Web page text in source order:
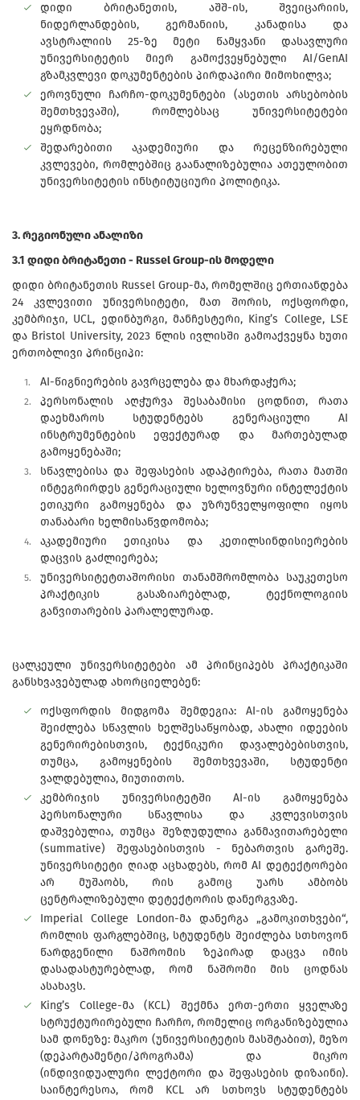
დიდი ბრიტანეთის, აშშ-ის, შვეიცარიის,
ნიდერლანდების, გერმანიის, კანადისა და
ავსტრალიის 25-ზე მეტი წამყვანი დასავლური
უნივერსიტეტის მიერ გამოქვეყნებული AI/GenAI
გზამკვლევი დოკუმენტების პირდაპირი მიმოხილვა;
ეროვნული ჩარჩო-დოკუმენტები (ასეთის არსებობის
შემთხვევაში), რომლებსაც უნივერსიტეტები
ეყრდნობა;
შედარებითი აკადემიური და რეცენზირებული
კვლევები, რომლებშიც გაანალიზებულია ათეულობით
უნივერსიტეტის ინსტიტუციური პოლიტიკა.
3. რეგიონული ანალიზი
3.1 დიდი ბრიტანეთი - Russel Group-ის მოდელი
დიდი ბრიტანეთის Russel Group-მა, რომელშიც ერთიანდება
24 კვლევითი უნივერსიტეტი, მათ შორის, ოქსფორდი,
კემბრიჯი, UCL, ედინბურგი, მანჩესტერი, King’s College, LSE
და Bristol University, 2023 წლის ივლისში გამოაქვეყნა ხუთი
ერთობლივი პრინციპი:
AI-წიგნიერების გავრცელება და მხარდაჭერა;
პერსონალის აღჭურვა შესაბამისი ცოდნით, რათა
დაეხმაროს სტუდენტებს გენერაციული AI
ინსტრუმენტების ეფექტურად და მართებულად
გამოყენებაში;
სწავლებისა და შეფასების ადაპტირება, რათა მათში
ინტეგრირდეს გენერაციული ხელოვნური ინტელექტის
ეთიკური გამოყენება და უზრუნველყოფილი იყოს
თანაბარი ხელმისაწვდომობა;
აკადემიური ეთიკისა და კეთილსინდისიერების
დაცვის გაძლიერება;
უნივერსიტეტთაშორისი თანამშრომლობა საუკეთესო
პრაქტიკის გასაზიარებლად, ტექნოლოგიის
განვითარების პარალელურად.
ცალკეული უნივერსიტეტები ამ პრინციპებს პრაქტიკაში
განსხვავებულად ახორციელებენ:
ოქსფორდის მიდგომა შემდეგია: AI-ის გამოყენება
შეიძლება სწავლის ხელშესაწყობად, ახალი იდეების
გენერირებისთვის, ტექნიკური დავალებებისთვის,
თუმცა, გამოყენების შემთხვევაში, სტუდენტი
ვალდებულია, მიუთითოს.
კემბრიჯის უნივერსიტეტში AI-ის გამოყენება
პერსონალური სწავლისა და კვლევისთვის
დაშვებულია, თუმცა შეზღუდულია განმავითარებელი
(summative) შეფასებისთვის - ნებართვის გარეშე.
უნივერსიტეტი ღიად აცხადებს, რომ AI დეტექტორები
არ მუშაობს, რის გამოც უარს ამბობს
ცენტრალიზებული დეტექტორის დანერგვაზე.
Imperial College London-მა დანერგა „გამოკითხვები“,
რომლის ფარგლებშიც, სტუდენტს შეიძლება სთხოვონ
წარდგენილი ნაშრომის ზეპირად დაცვა იმის
დასადასტურებლად, რომ ნაშრომი მის ცოდნას
ასახავს.
King’s College-მა (KCL) შექმნა ერთ-ერთი ყველაზე
სტრუქტურირებული ჩარჩო, რომელიც ორგანიზებულია
სამ დონეზე: მაკრო (უნივერსიტეტის მასშტაბით), მეზო
(დეპარტამენტი/პროგრამა) და მიკრო
(ინდივიდუალური ლექტორი და შეფასების დიზაინი).
საინტერესოა, რომ KCL არ სთხოვს სტუდენტებს